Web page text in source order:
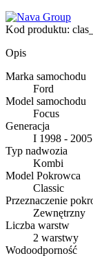
Kod produktu:
Opis
Marka samochodu
Ford
Model samochodu
Focus
Generacja
I 1998 -
Typ nadwozia
Kombi
Model Pokrowca
Classic
Przeznaczenie
Zewnętrzny
Liczba warstw
2 warstwy
Wodoodporność